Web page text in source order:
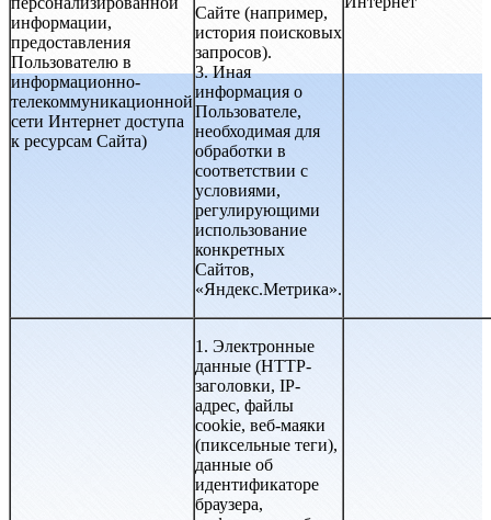
информации,
предоставления
Пользователю в
информационно-
телекоммуникационной
сети Интернет доступа
к ресурсам Сайта)
Сайте (например,
история поисковых
запросов).
3. Иная
информация о
Пользователе,
необходимая для
обработки в
соответствии с
условиями,
регулирующими
использование
конкретных
Сайтов,
«Яндекс.Метрика».
1. Электронные
данные (HTTP-
заголовки, IP-
адрес, файлы
cookie, веб-маяки
(пиксельные теги),
данные об
идентификаторе
браузера,